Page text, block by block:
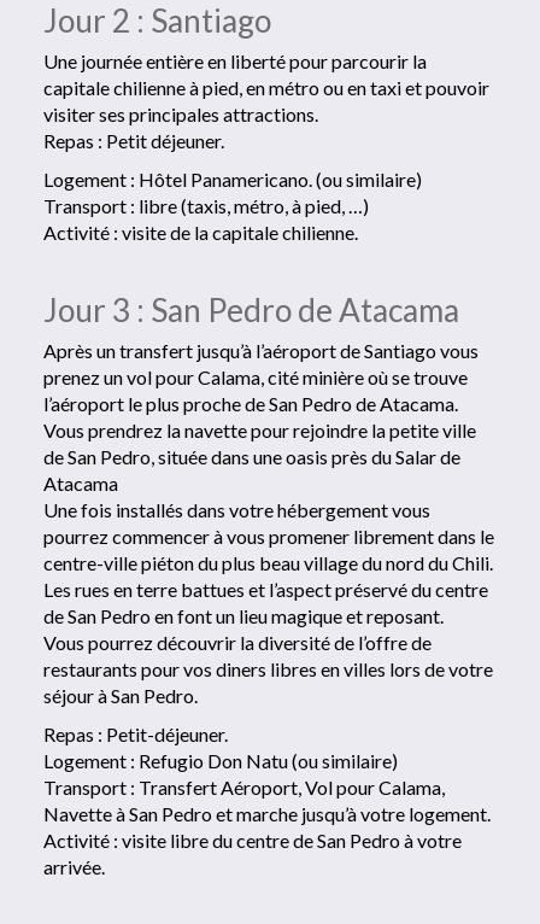
Jour 2 : Santiago
Une journée entière en liberté pour parcourir la
capitale chilienne à pied, en métro ou en taxi et pouvoir
visiter ses principales attractions.
Repas : Petit déjeuner.
Logement : Hôtel Panamericano. (ou similaire)
Transport : libre (taxis, métro, à pied, …)
Activité : visite de la capitale chilienne.
Jour 3 : San Pedro de Atacama
Après un transfert jusqu’à l’aéroport de Santiago vous
prenez un vol pour Calama, cité minière où se trouve
l’aéroport le plus proche de San Pedro de Atacama.
Vous prendrez la navette pour rejoindre la petite ville
de San Pedro, située dans une oasis près du Salar de
Atacama
Une fois installés dans votre hébergement vous
pourrez commencer à vous promener librement dans le
centre-ville piéton du plus beau village du nord du Chili.
Les rues en terre battues et l’aspect préservé du centre
de San Pedro en font un lieu magique et reposant.
Vous pourrez découvrir la diversité de l’offre de
restaurants pour vos diners libres en villes lors de votre
séjour à San Pedro.
Repas : Petit-déjeuner.
Logement : Refugio Don Natu (ou similaire)
Transport : Transfert Aéroport, Vol pour Calama,
Navette à San Pedro et marche jusqu’à votre logement.
Activité : visite libre du centre de San Pedro à votre
arrivée.